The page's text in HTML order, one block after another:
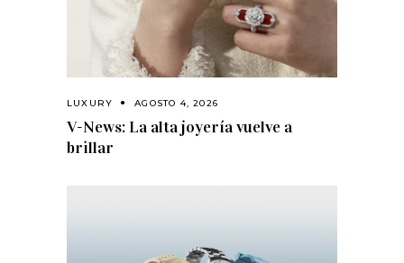
LUXURY AGOSTO 4, 2026
V-News: La alta joyería vuelve a
brillar